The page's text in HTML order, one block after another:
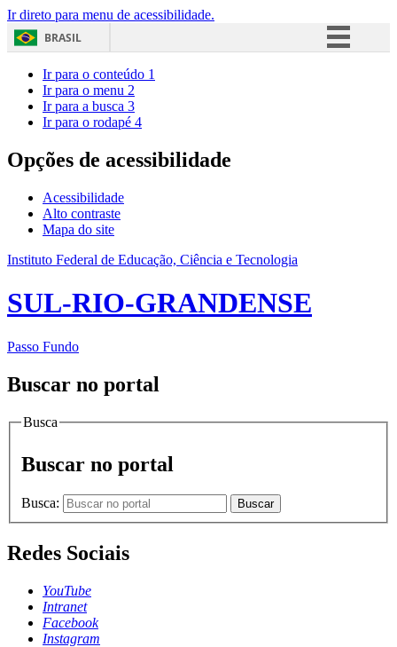
Ir direto para menu de acessibilidade.
BRASIL
Acesso à informação
Ir para o conteúdo 1
Ir para o menu 2
Ir para a busca 3
Ir para o rodapé 4
Opções de acessibilidade
Acessibilidade
Alto contraste
Mapa do site
Instituto Federal de Educação, Ciência e Tecnologia
SUL-RIO-GRANDENSE
Passo Fundo
Buscar no portal
Busca
Buscar no portal
Busca: Buscar
Redes Sociais
YouTube
Intranet
Facebook
Instagram